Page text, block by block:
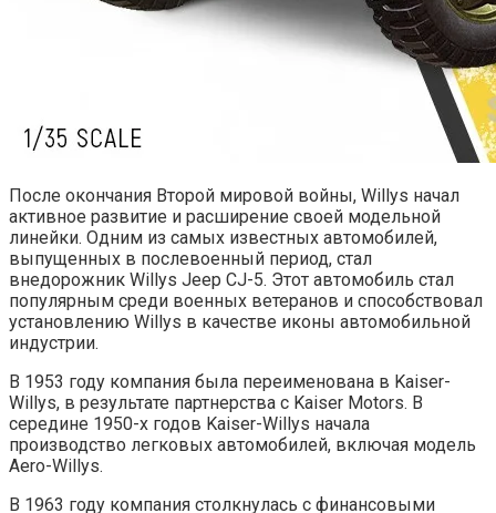
После окончания Второй мировой войны, Willys начал
активное развитие и расширение своей модельной
линейки. Одним из самых известных автомобилей,
выпущенных в послевоенный период, стал
внедорожник Willys Jeep CJ-5. Этот автомобиль стал
популярным среди военных ветеранов и способствовал
установлению Willys в качестве иконы автомобильной
индустрии.
В 1953 году компания была переименована в Kaiser-
Willys, в результате партнерства с Kaiser Motors. В
середине 1950-х годов Kaiser-Willys начала
производство легковых автомобилей, включая модель
Aero-Willys.
В 1963 году компания столкнулась с финансовыми